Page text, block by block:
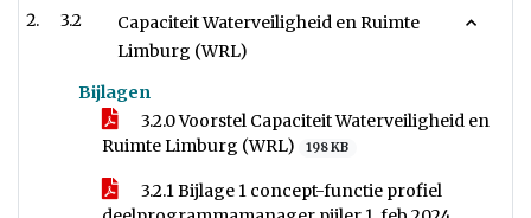
3.2
Capaciteit Waterveiligheid en Ruimte
Limburg (WRL)
Bijlagen
3.2.0 Voorstel Capaciteit Waterveiligheid en
Ruimte Limburg (WRL)
198 KB
3.2.1 Bijlage 1 concept-functie profiel